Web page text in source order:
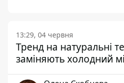
13:29, 04 червня
Тренд на натуральні
заміняють холодний